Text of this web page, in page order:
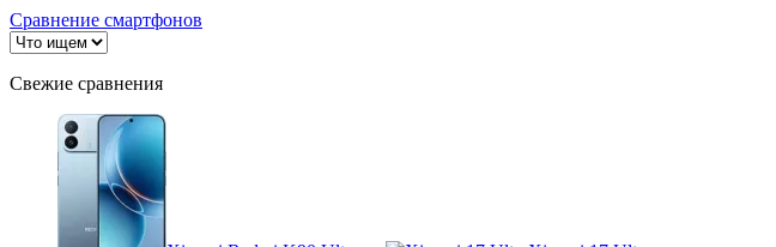
Сравнение смартфонов
Свежие сравнения